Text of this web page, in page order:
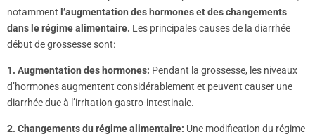
notamment l’augmentation des hormones et des changements
dans le régime alimentaire. Les principales causes de la diarrhée
début de grossesse sont:
1. Augmentation des hormones: Pendant la grossesse, les niveaux
d’hormones augmentent considérablement et peuvent causer une
diarrhée due à l’irritation gastro-intestinale.
2. Changements du régime alimentaire: Une modification du régime